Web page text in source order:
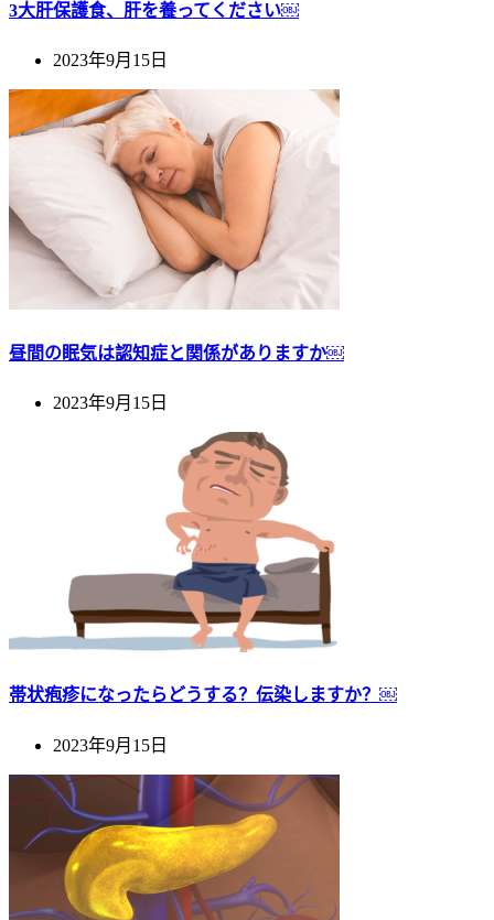
3大肝保護食、肝を養ってください￼
2023年9月15日
昼間の眠気は認知症と関係がありますか￼
2023年9月15日
帯状疱疹になったらどうする？伝染しますか？￼
2023年9月15日